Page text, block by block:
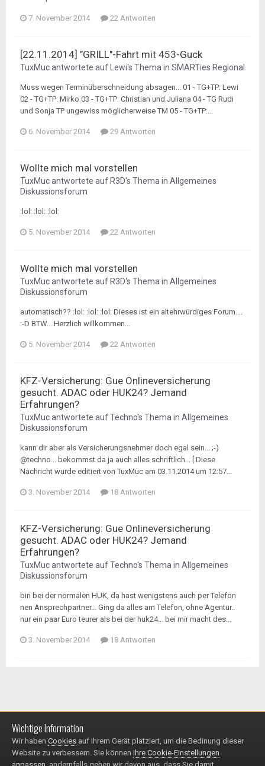
7. November 2014 22 Antworten
[22.11.2014] "GRILL"-Fahrt mit 453-Guck
TuxMucantwortete auf Lewi's Thema in SMARTies Regional
Muss wegen Terminüberschneidung absagen... 01 - TG+TP: Lewi
02 - TG+TP: Mirko 03 - TG+TP: Christian und Juliana 04 - TG Rudi
und Sonja TP ungewiss möglicherweise TM 05 - TG+TP:...
6. November 2014 29 Antworten
Wollte mich mal vorstellen
TuxMucantwortete auf R3D's Thema in Allgemeines
Diskussionsforum
:lol: :lol: :lol:
5. November 2014 22 Antworten
Wollte mich mal vorstellen
TuxMucantwortete auf R3D's Thema in Allgemeines
Diskussionsforum
automatisch?? :lol: :lol: :lol: Dieses ist ein altehrwürdiges Forum....
:-D BTW... Herzlich willkommen...
5. November 2014 22 Antworten
KFZ-Versicherung: Gue Onlineversicherung
gesucht. ADAC oder HUK24? Jemand
Erfahrungen?
TuxMucantwortete aufTechno's Thema in Allgemeines
Diskussionsforum
kann dir aber als Versicherungsnehmer doch egal sein... ;-)
@techno... bekommst da ja auch alles schriftlich... [ Diese
Nachricht wurde editiert von TuxMuc am 03.11.2014 um 12:57...
3. November 2014 18 Antworten
KFZ-Versicherung: Gue Onlineversicherung
gesucht. ADAC oder HUK24? Jemand
Erfahrungen?
TuxMucantwortete aufTechno's Thema in Allgemeines
Diskussionsforum
bin bei der normalen HUK, da hast wenigstens auch per Telefon
nen Ansprechpartner... Ging da alles am Telefon, ohne Agentur..
nur ein paar Euro teurer als bei der huk24... bei mir macht des...
3. November 2014 18 Antworten
Impressum / Datenschutzerklärung
© 1999 - 2025
Powered by Invision Community
Wichtige Information
Wir haben Cookies auf Ihrem Gerät platziert, um die Bedinung dieser
Website zu verbessern. Sie können Ihre Cookie-Einstellungen